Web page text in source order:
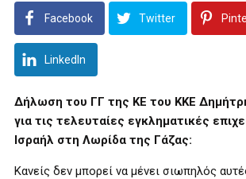
Facebook Twitter
LinkedIn
Δήλωση του ΓΓ της ΚΕ του ΚΚΕ
για τις τελευταίες εγκληματικές
Ισραήλ στη Λωρίδα της Γάζας:
Κανείς δεν μπορεί να μένει σιωπηλός